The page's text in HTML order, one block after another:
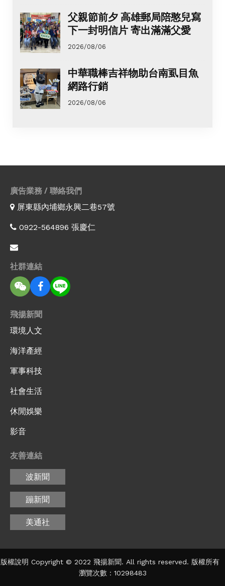
父親節前夕 高雄郵局陪憨兒寫
下一封明信片 寄出滿滿父愛
2026/08/06
中華職棒吉祥物助台南虱目魚
網路行銷
2026/08/06
廣告業務 / 聯絡我們
屏東縣內埔鄉永興二巷57號
0922-564896 張慶仁
社群連結
飛揚新聞
環境人文
海洋產經
軍事科技
社會生活
休閒娛樂
影音
友善連結
波新聞
蹦新聞
美通社
版權說明 Copyright © 2022 飛揚新聞. All rights reserved. 版權所有
瀏覽次數：10298483